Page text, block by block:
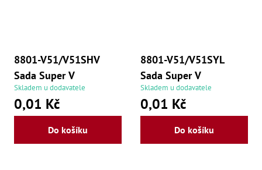
8801-V51/V51SHV
Sada Super V
Skladem u dodavatele
0,01 Kč
Do košíku
8801-V51/V51SYL
Sada Super V
Skladem u dodavatele
0,01 Kč
Do košíku